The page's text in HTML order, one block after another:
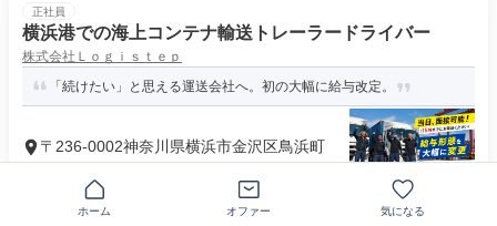
正社員
横浜港での海上コンテナ輸送トレーラードライバー
株式会社Ｌｏｇｉｓｔｅｐ
「続けたい」と思える運送会社へ。初の大幅に給与改定。
〒236-0002神奈川県横浜市金沢区鳥浜町
求めている人材 【必須条件】 ￣￣￣￣￣￣ ✅大型免許・けん
引免許をお持ちの方 （取...
ホーム オファー 気になる